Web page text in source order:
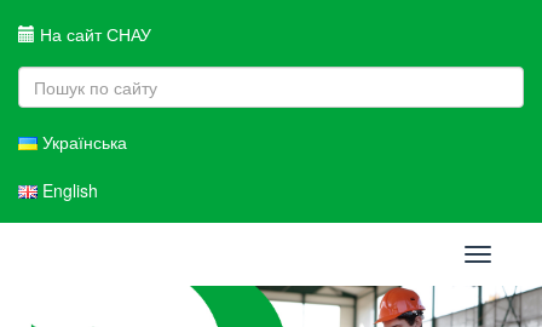
На сайт СНАУ
Українська
English
Toggle